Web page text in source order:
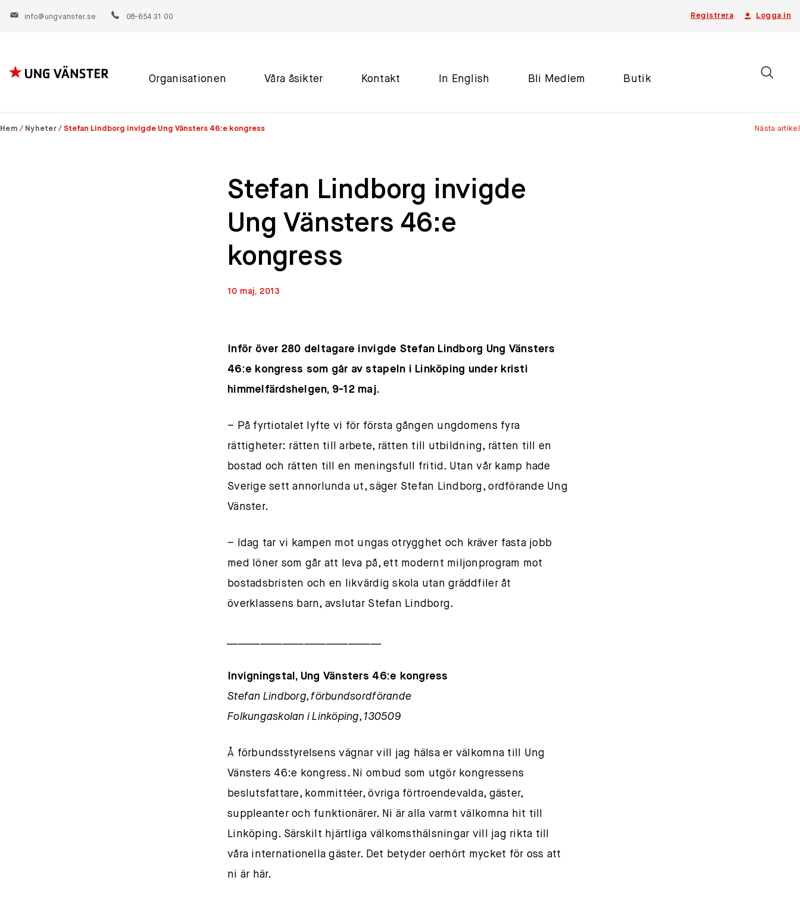
Registrera Logga in
info@ungvanster.se 08-654 31 00
Hoppa
Organisationen Våra åsikter Kontakt In English Bli Medlem Butik
Hem / Nyheter /Stefan Lindborg invigde Ung Vänsters 46:e kongress Nästa artikel
Stefan Lindborg invigde
Ung Vänsters 46:e
kongress
10 maj, 2013
Inför över 280 deltagare invigde Stefan Lindborg Ung Vänsters
46:e kongress som går av stapeln i Linköping under kristi
himmelfärdshelgen, 9-12 maj.
– På fyrtiotalet lyfte vi för första gången ungdomens fyra
rättigheter: rätten till arbete, rätten till utbildning, rätten till en
bostad och rätten till en meningsfull fritid. Utan vår kamp hade
Sverige sett annorlunda ut, säger Stefan Lindborg, ordförande Ung
Vänster.
– Idag tar vi kampen mot ungas otrygghet och kräver fasta jobb
med löner som går att leva på, ett modernt miljonprogram mot
bostadsbristen och en likvärdig skola utan gräddfiler åt
överklassens barn, avslutar Stefan Lindborg.
Invigningstal, Ung Vänsters 46:e kongress
Stefan Lindborg, förbundsordförande
Folkungaskolan i Linköping, 130509
Å förbundsstyrelsens vägnar vill jag hälsa er välkomna till Ung
Vänsters 46:e kongress. Ni ombud som utgör kongressens
beslutsfattare, kommittéer, övriga förtroendevalda, gäster,
suppleanter och funktionärer. Ni är alla varmt välkomna hit till
Linköping. Särskilt hjärtliga välkomsthälsningar vill jag rikta till
våra internationella gäster. Det betyder oerhört mycket för oss att
ni är här.